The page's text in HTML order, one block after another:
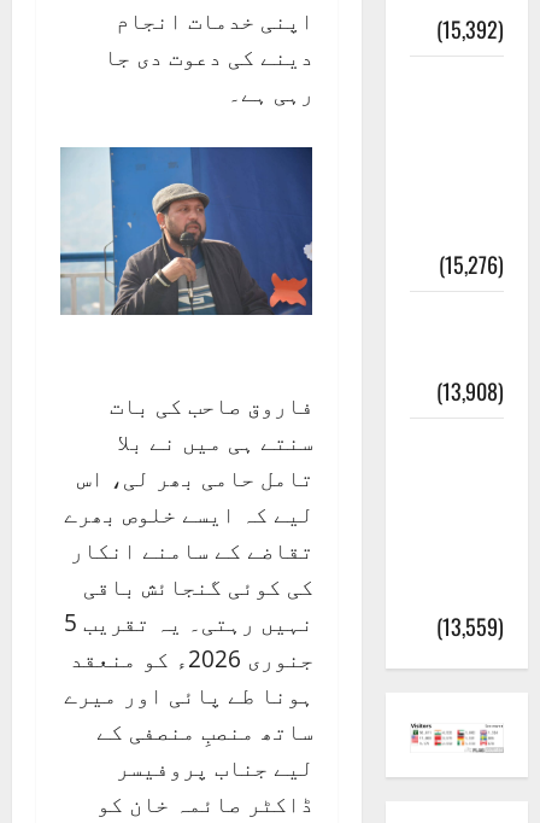
اپنی خدمات انجام
دینے کی دعوت دی جا
رہی ہے۔
فاروق صاحب کی بات
سنتے ہی میں نے بلا
تامل حامی بھر لی، اس
لیے کہ ایسے خلوص بھرے
تقاضے کے سامنے انکار
کی کوئی گنجائش باقی
نہیں رہتی۔ یہ تقریب 5
جنوری 2026ء کو منعقد
ہونا طے پائی اور میرے
ساتھ منصبِ منصفی کے
لیے جناب پروفیسر
ڈاکٹر صائمہ خان کو
(15,392)
(15,276)
(13,908)
(13,559)